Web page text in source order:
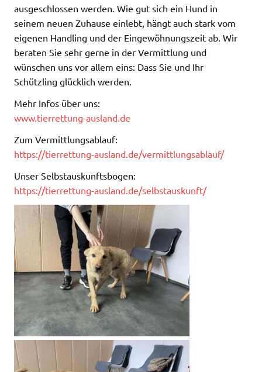
ausgeschlossen werden. Wie gut sich ein Hund in
seinem neuen Zuhause einlebt, hängt auch stark vom
eigenen Handling und der Eingewöhnungszeit ab. Wir
beraten Sie sehr gerne in der Vermittlung und
wünschen uns vor allem eins: Dass Sie und Ihr
Schützling glücklich werden.
Mehr Infos über uns:
www.tierrettung-ausland.de
Zum Vermittlungsablauf:
https://tierrettung-ausland.de/vermittlungsablauf/
Unser Selbstauskunftsbogen:
https://tierrettung-ausland.de/selbstauskunft/